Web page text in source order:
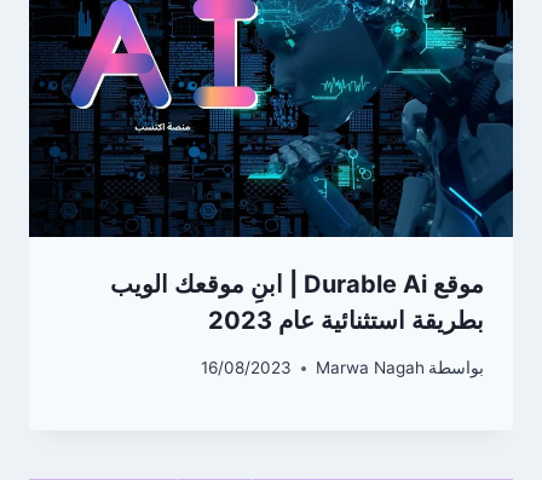
موقع Durable Ai | ابنِ موقعك الويب
بطريقة استثنائية عام 2023
بواسطة Marwa Nagah
16/08/2023